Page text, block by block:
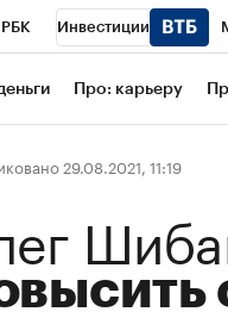
Инвестиции
РБК РБК
валюты
Про: карьеру
29.08.2021, 11:19